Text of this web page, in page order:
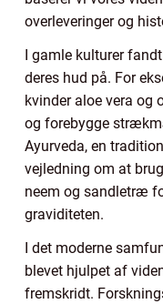
overleveringer og
I gamle kulturer
deres hud på. For
kvinder aloe vera og
og forebygge
Ayurveda, en
vejledning om at
neem og sandletræ
graviditeten.
I det moderne
blevet hjulpet af
fremskridt.